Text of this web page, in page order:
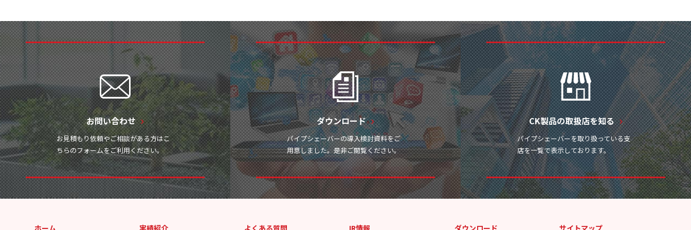
お問い合わせ
お見積もり依頼やご相談がある方はこ
ちらのフォームをご利用ください。
ダウンロード
パイプシェーバーの導入検討資料をご
用意しました。是非ご閲覧ください。
CK製品の取扱店を知る
パイプシェーバーを取り扱っている支
店を一覧で表示しております。
ホーム 実績紹介 よくある質問 IR情報 ダウンロード サイトマップ